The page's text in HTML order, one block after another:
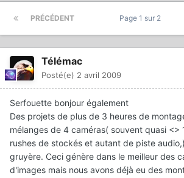
PRÉCÉDENT Page 1 sur 2
Télémac
Posté(e) 2 avril 2009
Serfouette bonjour également
Des projets de plus de 3 heures de
mélanges de 4 caméras( souvent quasi <>
rushes de stockés et autant de piste
gruyère. Ceci génère dans le meilleur des
d'images mais nous avons déjà eu des